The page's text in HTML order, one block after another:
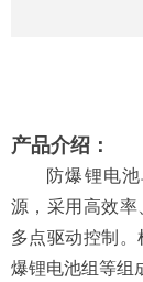
产品介绍：
防爆锂电
源，采用高效
多点驱动控制
爆锂电池组等组